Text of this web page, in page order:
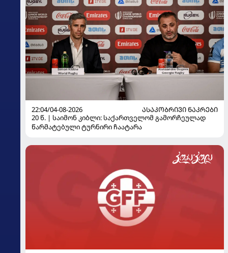
22:04/04-08-2026
ᲐᲡᲐᲙᲝᲑᲠᲘᲕᲘ ᲜᲐᲙᲠᲔᲑᲘ
20 წ. | საიმონ კიბლი: საქართველომ გამორჩეულად
წარმატებული ტურნირი ჩაატარა